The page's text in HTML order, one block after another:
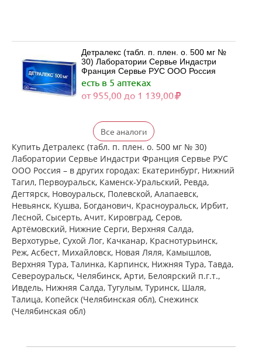
Детралекс (табл. п. плен. о. 500 мг №
30) Лаборатории Сервье Индастри
Франция Сервье РУС ООО Россия
есть в 5 аптеках
от 955,00 до 1 139,00
Детралекс (табл. п. плен. о. 500 мг №
60) Лаборатории Сервье Индастри
Франция Сервье РУС ООО Россия
есть в 3 аптеках
от 2 164,00 до 2 300,00
Венарус (табл. п. плен. о. 50 мг+450
мг № 30) Алиум АО (Московская
обл,.рп. Оболенск) Россия
есть в 6 аптеках
от 1 045,00 до 1 220,00
Венарус (табл. п. плен. о. 50 мг+450
мг № 60) Алиум АО (Московская
обл,.рп. Оболенск) Россия
есть в 4 аптеках
от 1 760,00 до 2 079,00
Детралекс (табл. п. плен. о. 1000 мг
Все аналоги
Купить Детралекс (табл. п. плен. о. 500 мг № 30)
Лаборатории Сервье Индастри Франция Сервье РУС
ООО Россия – в других городах: Екатеринбург, Нижний
Тагил, Первоуральск, Каменск-Уральский, Ревда,
Дегтярск, Новоуральск, Полевской, Алапаевск,
Невьянск, Кушва, Богданович, Красноуральск, Ирбит,
Лесной, Сысерть, Ачит, Кировград, Серов,
Артёмовский, Нижние Cерги, Верхняя Салда,
Верхотурье, Сухой Лог, Качканар, Краснотурьинск,
Реж, Асбест, Михайловск, Новая Ляля, Камышлов,
Верхняя Тура, Талинка, Карпинск, Нижняя Тура, Тавда,
Североуральск, Челябинск, Арти, Белоярский п.г.т.,
Ивдель, Нижняя Салда, Тугулым, Туринск, Шаля,
Талица, Копейск (Челябинская обл), Снежинск
(Челябинская обл)